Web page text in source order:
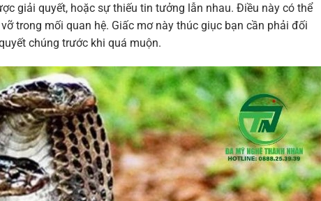
giải quyết, hoặc sự thiếu tin tưởng lẫn nhau. Điều này có thể
trong mối quan hệ. Giấc mơ này thúc giục bạn cần phải đối
chúng trước khi quá muộn.